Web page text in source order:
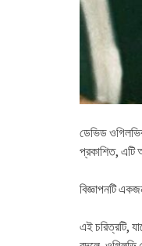
ডেভিড
প্রকাশিত, এটি
বিজ্ঞাপনটি
এই চরিত্রটি,